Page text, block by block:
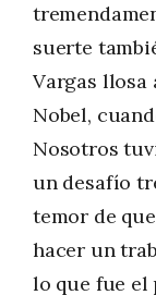
suerte
Vargas llosa
Nobel,
Nosotros
un desafío
temor de
hacer un
lo que fue el